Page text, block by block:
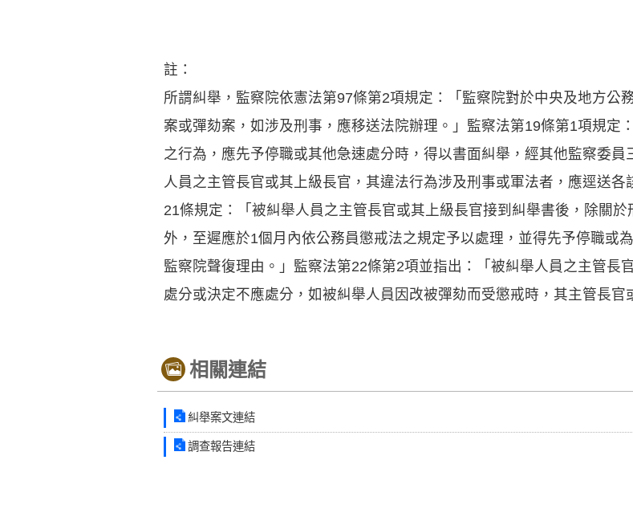
註：
所謂糾舉，監察院依憲法第97條第2項規定：「監察院對於中央及地方公
案或彈劾案，如涉及刑事，應移送法院辦理。」監察法第19條第1項規定
之行為，應先予停職或其他急速處分時，得以書面糾舉，經其他監察委
人員之主管長官或其上級長官，其違法行為涉及刑事或軍法者，應逕送
21條規定：「被糾舉人員之主管長官或其上級長官接到糾舉書後，除關
外，至遲應於1個月內依公務員懲戒法之規定予以處理，並得先予停職或
監察院聲復理由。」監察法第22條第2項並指出：「被糾舉人員之主管長
處分或決定不應處分，如被糾舉人員因改被彈劾而受懲戒時，其主管長官
相關連結
糾舉案文連結
調查報告連結